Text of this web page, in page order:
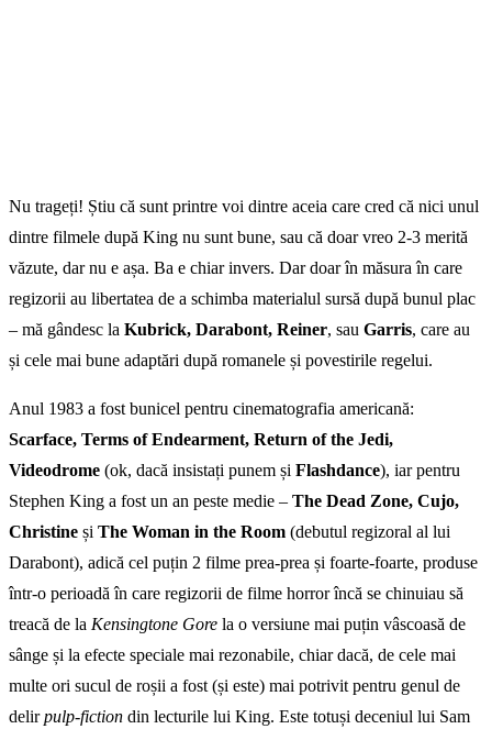
Nu trageți! Știu că sunt printre voi dintre aceia care cred că nici unul
dintre filmele după King nu sunt bune, sau că doar vreo 2-3 merită
văzute, dar nu e așa. Ba e chiar invers. Dar doar în măsura în care
regizorii au libertatea de a schimba materialul sursă după bunul plac
– mă gândesc la Kubrick, Darabont, Reiner, sau Garris, care au
și cele mai bune adaptări după romanele și povestirile regelui.
Anul 1983 a fost bunicel pentru cinematografia americană:
Scarface, Terms of Endearment, Return of the Jedi,
Videodrome (ok, dacă insistați punem și Flashdance), iar pentru
Stephen King a fost un an peste medie – The Dead Zone, Cujo,
Christine și The Woman in the Room (debutul regizoral al lui
Darabont), adică cel puțin 2 filme prea-prea și foarte-foarte, produse
într-o perioadă în care regizorii de filme horror încă se chinuiau să
treacă de la Kensingtone Gore la o versiune mai puțin vâscoasă de
sânge și la efecte speciale mai rezonabile, chiar dacă, de cele mai
multe ori sucul de roșii a fost (și este) mai potrivit pentru genul de
delirpulp-fiction din lecturile lui King. Este totuși deceniul lui Sam